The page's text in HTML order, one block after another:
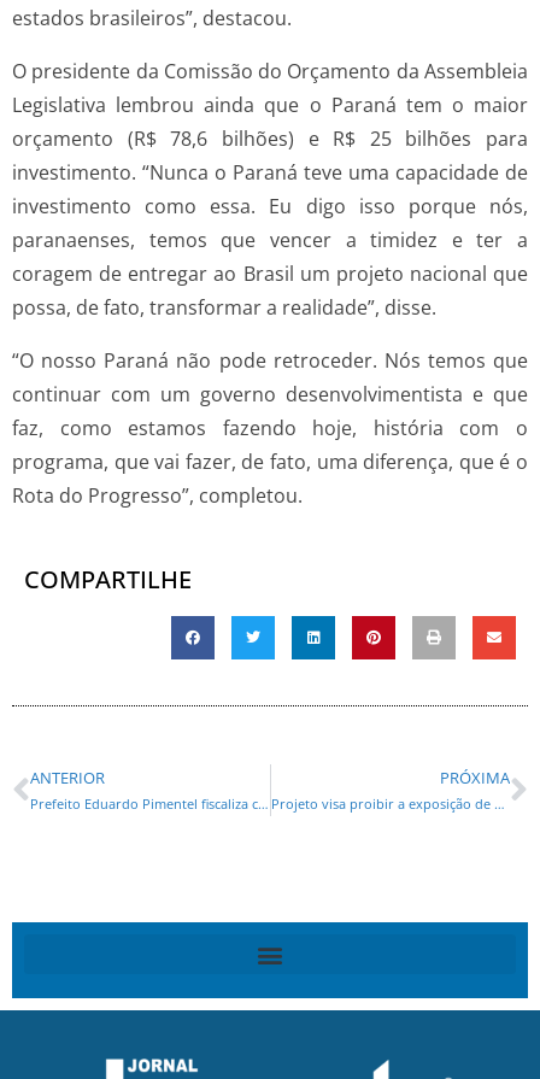
estados brasileiros”, destacou.
O presidente da Comissão do Orçamento da Assembleia
Legislativa lembrou ainda que o Paraná tem o maior
orçamento (R$ 78,6 bilhões) e R$ 25 bilhões para
investimento. “Nunca o Paraná teve uma capacidade de
investimento como essa. Eu digo isso porque nós,
paranaenses, temos que vencer a timidez e ter a
coragem de entregar ao Brasil um projeto nacional que
possa, de fato, transformar a realidade”, disse.
“O nosso Paraná não pode retroceder. Nós temos que
continuar com um governo desenvolvimentista e que
faz, como estamos fazendo hoje, história com o
programa, que vai fazer, de fato, uma diferença, que é o
Rota do Progresso”, completou.
COMPARTILHE
ANTERIOR
Prefeito Eduardo Pimentel fiscaliza construção da Rua da Cidadania CIC, que tem projeto sustentável
PRÓXIMA
Projeto visa proibir a exposição de crianças e adolescentes a eventos que promovam sexualização, criminalidade e droga